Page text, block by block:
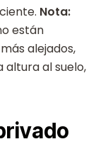
Nota:
están
alejados,
altura al suelo,